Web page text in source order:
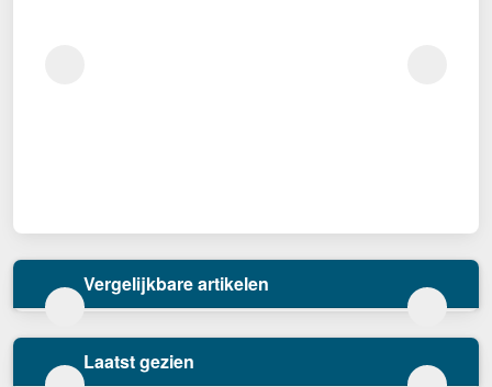
Vergelijkbare artikelen
Laatst gezien